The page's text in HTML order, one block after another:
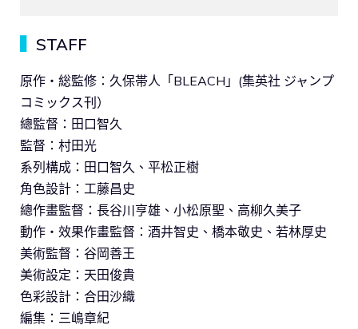
STAFF
原作・総監修：久保帯人「BLEACH」(集英社 ジャンプ
コミックス刊）
總監督：田口智久
監督：村田光
系列構成：田口智久、平松正樹
角色設計：工藤昌史
總作畫監督：長谷川亨雄、小松原聖、高柳久美子
動作・效果作畫監督：酒井智史、橋本敬史、若林厚史
美術監督：谷岡善王
美術設定：天田俊貴
色彩設計：合田沙織
編集：三嶋章紀